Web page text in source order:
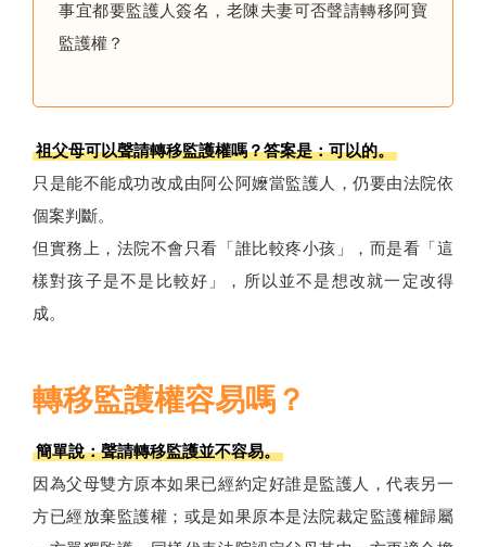
事宜都要監護人簽名，老陳夫妻可否聲請轉移阿寶
監護權？
祖父母可以聲請轉移監護權嗎？答案是：可以的。
只是能不能成功改成由阿公阿嬤當監護人，仍要由法院依
個案判斷。
但實務上，法院不會只看「誰比較疼小孩」，而是看「這
樣對孩子是不是比較好」，所以並不是想改就一定改得
成。
轉移監護權容易嗎？
簡單說：聲請轉移監護並不容易。
因為父母雙方原本如果已經約定好誰是監護人，代表另一
方已經放棄監護權；或是如果原本是法院裁定監護權歸屬